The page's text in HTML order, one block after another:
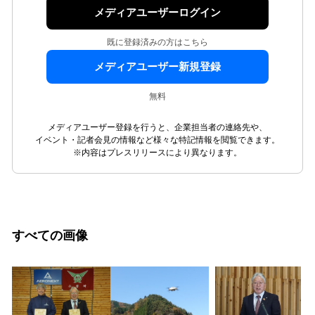
メディアユーザーログイン
既に登録済みの方はこちら
メディアユーザー新規登録
無料
メディアユーザー登録を行うと、企業担当者の連絡先や、
イベント・記者会見の情報など様々な特記情報を閲覧できます。
※内容はプレスリリースにより異なります。
すべての画像